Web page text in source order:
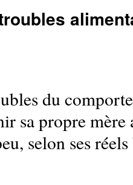
du
sa propre
selon ses réels